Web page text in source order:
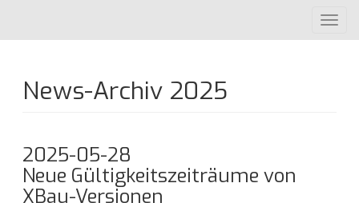
Inhalt
News-Archiv 2025
2025-05-28
Neue Gültigkeitszeiträume von
XBau-Versionen